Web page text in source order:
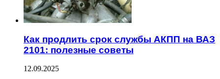
Как продлить срок службы АКПП на ВАЗ
2101: полезные советы
12.09.2025